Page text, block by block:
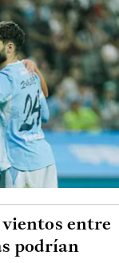
entre
podrían